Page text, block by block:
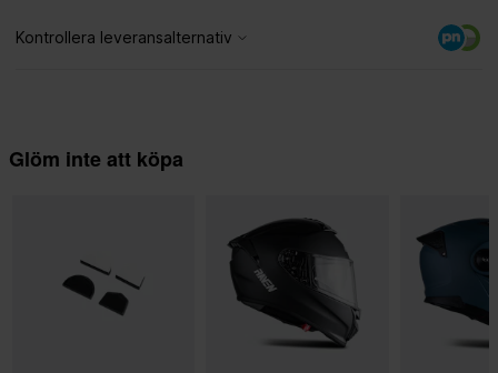
Glöm inte att köpa